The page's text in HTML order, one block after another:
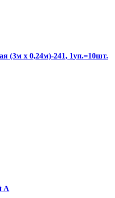
(3м х 0,24м)-241, 1уп.=10шт.
А